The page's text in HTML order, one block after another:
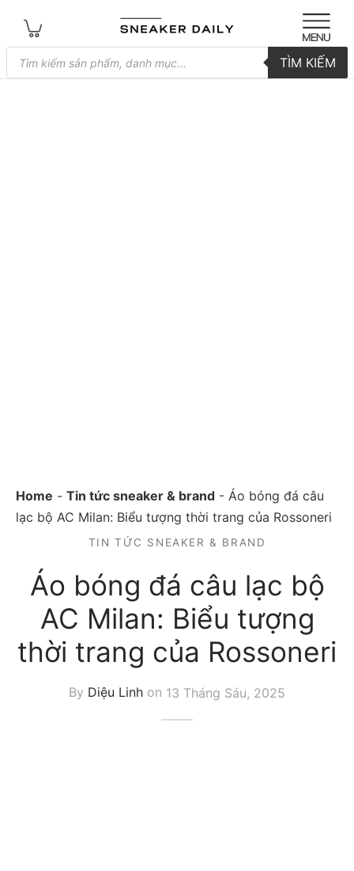
Tìm
kiếm
sản
TÌM KIẾM
Home - Tin tức sneaker & brand - Áo bóng đá câu
lạc bộ AC Milan: Biểu tượng thời trang của Rossoneri
TIN TỨC SNEAKER & BRAND
Áo bóng đá câu lạc bộ
AC Milan: Biểu tượng
thời trang của Rossoneri
By Diệu Linh on 13 Tháng Sáu, 2025